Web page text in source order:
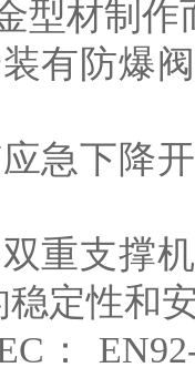
材制作
防爆阀
下降开
支撑机
定性和
EN92-